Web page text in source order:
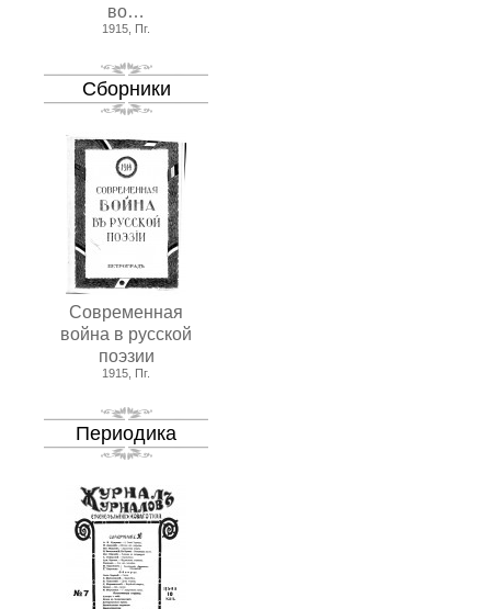
во…
1915, Пг.
Сборники
Современная
война в русской
поэзии
1915, Пг.
Периодика